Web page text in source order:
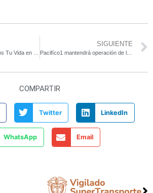
SIGUIENTE
COMPARTIR
Twitter LinkedIn
WhatsApp Email